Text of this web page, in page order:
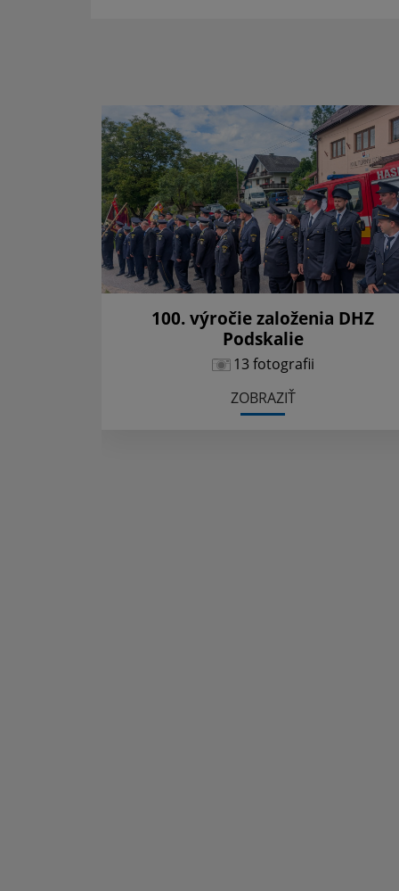
100. výročie založenia DHZ
Podskalie
13 fotografii
ZOBRAZIŤ